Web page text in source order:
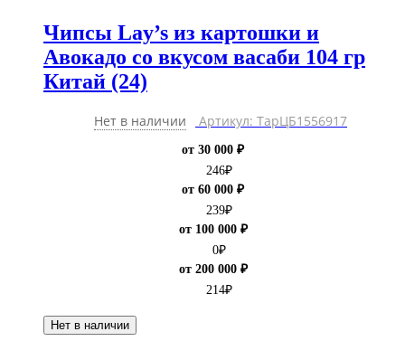
Чипсы Lay’s из картошки и
Авокадо со вкусом васаби 104 гр
Китай (24)
Нет в наличии Артикул: ТарЦБ1556917
от 30 000 ₽
246₽
от 60 000 ₽
239₽
от 100 000 ₽
0₽
от 200 000 ₽
214₽
Нет в наличии